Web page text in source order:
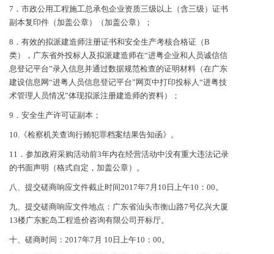
7．市政公用工程施工总承包企业资质三级以上（含三级）证书
副本复印件（加盖公章）（加盖公章）；
8．有效的拟派建造师注册证书和安全生产考核合格证（B
类），广东省外投标人及拟派建造师在“进粤企业和人员诚信信
息登记平台”录入信息并通过数据规范检查的证明材料（在广东
建设信息网“进粤人员信息登记平台”网页中打印投标人“进粤技
术管理人员情况”体现拟派注册建造师的资料）；
9．安全生产许可证副本；
10.《检察机关查询行贿犯罪档案结果告知函》。
11．参加政府采购活动前3年内在经营活动中没有重大违法记录
的书面声明（格式自定，加盖公章）。
八、提交磋商响应文件截止时间2017年7月10日上午10：00。
九、提交磋商响应文件地点：广东省汕头市衡山路7号亿兴大厦
13楼广东鮀岛工程造价咨询有限公司开标厅。
十、磋商时间：2017年7月 10日上午10：00。